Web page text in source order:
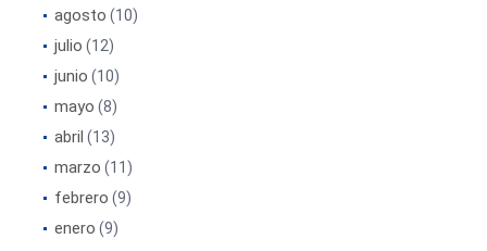
agosto (10)
julio (12)
junio (10)
mayo (8)
abril (13)
marzo (11)
febrero (9)
enero (9)